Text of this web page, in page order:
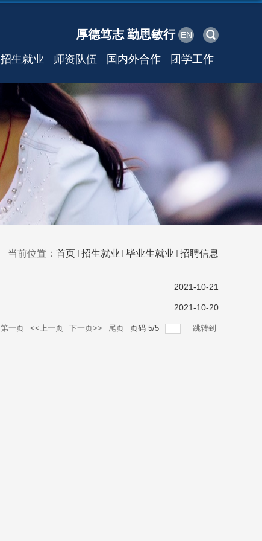
厚德笃志 勤思敏行 EN
招生就业 师资队伍 国内外合作 团学工作
当前位置： 首页 招生就业 毕业生就业 招聘信息
2021-10-21
2021-10-20
第一页 <<上一页 下一页>> 尾页 页码 5/5 跳转到